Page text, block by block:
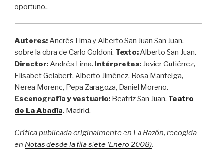
oportuno..
Autores:Andrés Lima y Alberto San Juan San Juan,
sobre la obra de Carlo Goldoni. Texto:Alberto San Juan.
Director:Andrés Lima. Intérpretes: Javier Gutiérrez,
Elisabet Gelabert, Alberto Jiménez, Rosa Manteiga,
Nerea Moreno, Pepa Zaragoza, Daniel Moreno.
Escenografía y vestuario: Beatriz San Juan. Teatro
de La Abadía. Madrid.
Crítica publicada originalmente en La Razón, recogida
en Notas desde la fila siete (Enero 2008).